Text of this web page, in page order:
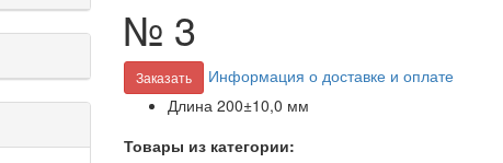
№ 3
Заказать
Информация о доставке и оплате
Длина 200±10,0 мм
Товары из категории: